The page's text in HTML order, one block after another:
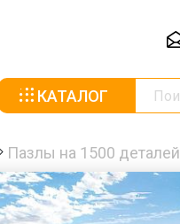
КАТАЛОГ
Пазлы на 1500 деталей